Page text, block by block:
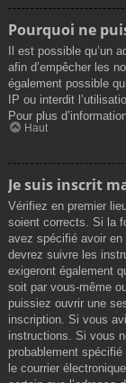
Pourquoi ne
Il est possible qu’un
afin d’empêcher les
également possible
IP ou interdit
Pour plus
Haut
Je suis inscrit
Vérifiez en premier
soient corrects. Si la
avez spécifié avoir en
devrez suivre les
exigeront également
soit par vous-même
puissiez ouvrir une
inscription. Si vous
instructions. Si vous
probablement
le courrier